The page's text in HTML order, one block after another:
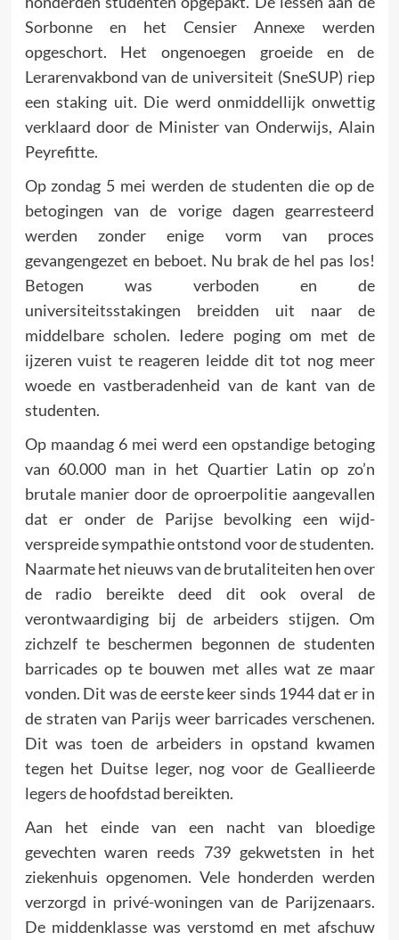
Sorbonne en het Censier Annexe werden
opgeschort. Het ongenoegen groei­de en de
Lerarenvakbond van de universiteit (SneSUP) riep
een staking uit. Die werd onmiddellijk onwettig
verklaard door de Minister van Onderwijs, Alain
Peyrefitte.
Op zondag 5 mei werden de studenten die op de
betogingen van de vorige dagen gearresteerd
werden zonder enige vorm van proces
gevangengezet en beboet. Nu brak de hel pas los!
Beto­gen was verboden en de
universiteitsstakingen breidden uit naar de
middelbare scholen. Iedere poging om met de
ijzeren vuist te reageren leidde dit tot nog meer
woede en vastbera­denheid van de kant van de
studenten.
Op maandag 6 mei werd een opstandige betoging
van 60.000 man in het Quartier Latin op zo’n
brutale manier door de oproerpo­litie aangevallen
dat er onder de Parijse bevolking een wijd­
verspreide sympathie ontstond voor de studenten.
Naarmate het nieuws van de brutaliteiten hen over
de radio bereikte deed dit ook overal de
verontwaardiging bij de arbeiders stijgen. Om
zichzelf te beschermen begonnen de studenten
barricades op te bouwen met alles wat ze maar
vonden. Dit was de eerste keer sinds 1944 dat er in
de straten van Parijs weer barricades verschenen.
Dit was toen de arbeiders in opstand kwamen
tegen het Duitse leger, nog voor de Geallieerde
legers de hoofdstad bereikten.
Aan het einde van een nacht van bloedige
gevechten waren reeds 739 gekwetsten in het
ziekenhuis opgenomen. Vele honderden werden
verzorgd in privé-woningen van de Parijzenaars.
De middenklasse was verstomd en met afschuw